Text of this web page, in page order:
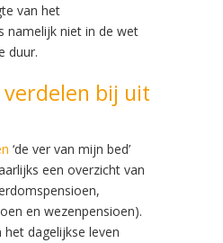
van het
namelijk niet in de wet
duur.
verdelen bij uit
‘de ver van mijn bed’
een overzicht van
en wezenpensioen).
dagelijkse leven